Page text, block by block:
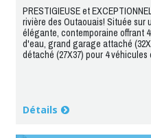
PRESTIGIEUSE et
rivière des Outaouais! Située sur
élégante, contemporaine offrant
d'eau, grand garage attaché
détaché (27X37) pour 4 véhicules
Détails